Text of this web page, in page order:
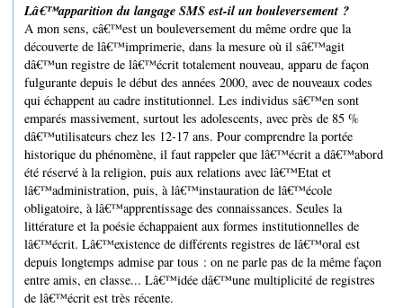
Lâ€™apparition du langage SMS est-il un bouleversement ?
A mon sens, câ€™est un bouleversement du même ordre que la
découverte de lâ€™imprimerie, dans la mesure où il sâ€™agit
dâ€™un registre de lâ€™écrit totalement nouveau, apparu de façon
fulgurante depuis le début des années 2000, avec de nouveaux codes
qui échappent au cadre institutionnel. Les individus sâ€™en sont
emparés massivement, surtout les adolescents, avec près de 85 %
dâ€™utilisateurs chez les 12-17 ans. Pour comprendre la portée
historique du phénomène, il faut rappeler que lâ€™écrit a dâ€™abord
été réservé à la religion, puis aux relations avec lâ€™Etat et
lâ€™administration, puis, à lâ€™instauration de lâ€™école
obligatoire, à lâ€™apprentissage des connaissances. Seules la
littérature et la poésie échappaient aux formes institutionnelles de
lâ€™écrit. Lâ€™existence de différents registres de lâ€™oral est
depuis longtemps admise par tous : on ne parle pas de la même façon
entre amis, en classe... Lâ€™idée dâ€™une multiplicité de registres
de lâ€™écrit est très récente.